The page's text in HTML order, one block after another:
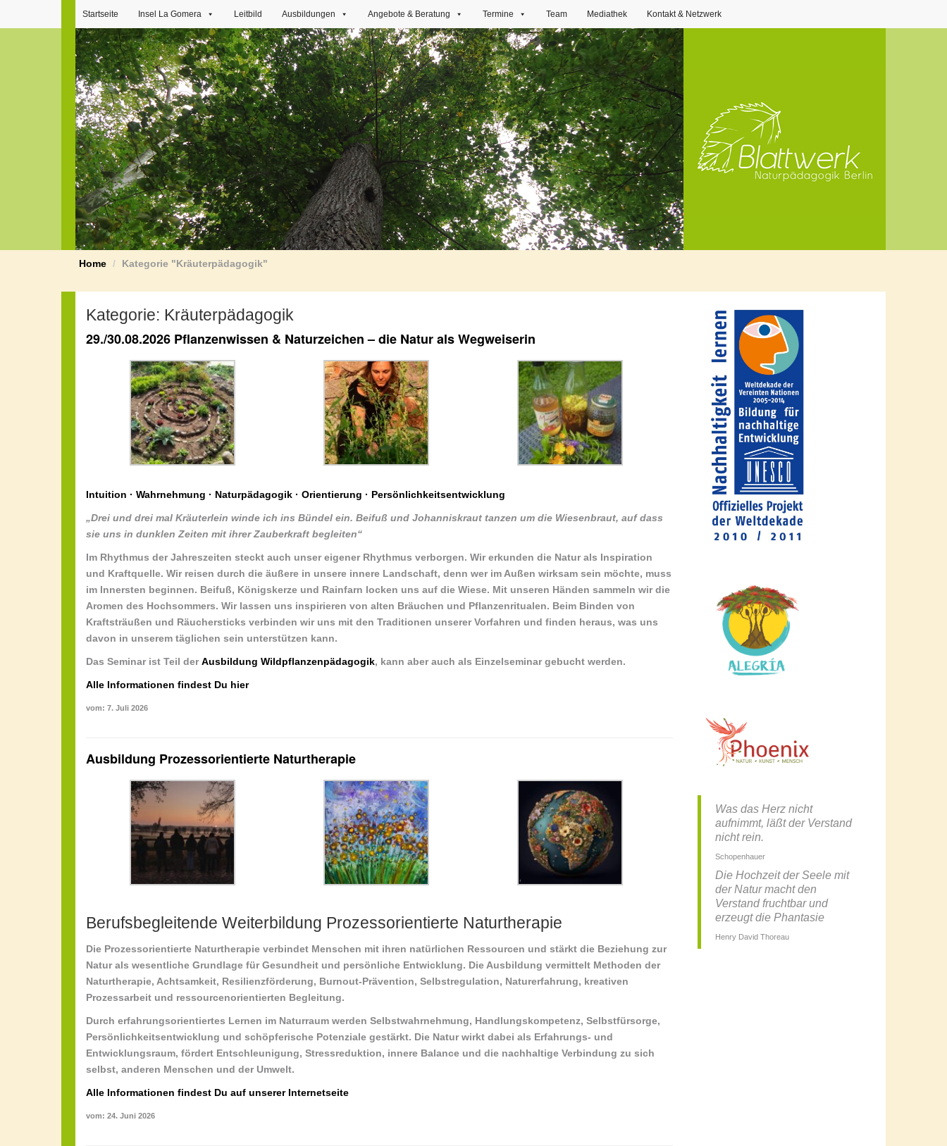
Startseite Insel La Gomera Leitbild Ausbildungen Angebote & Beratung Termine Team Mediathek Kontakt & Netzwerk
Home Kategorie "Kräuterpädagogik"
Kategorie: Kräuterpädagogik
29./30.08.2026 Pflanzenwissen & Naturzeichen – die Natur als Wegweiserin
Intuition · Wahrnehmung · Naturpädagogik · Orientierung · Persönlichkeitsentwicklung
„Drei und drei mal Kräuterlein winde ich ins Bündel ein. Beifuß und Johanniskraut tanzen um die Wiesenbraut, auf dass
sie uns in dunklen Zeiten mit ihrer Zauberkraft begleiten“
Im Rhythmus der Jahreszeiten steckt auch unser eigener Rhythmus verborgen. Wir erkunden die Natur als Inspiration
und Kraftquelle. Wir reisen durch die äußere in unsere innere Landschaft, denn wer im Außen wirksam sein möchte, muss
im Innersten beginnen. Beifuß, Königskerze und Rainfarn locken uns auf die Wiese. Mit unseren Händen sammeln wir die
Aromen des Hochsommers. Wir lassen uns inspirieren von alten Bräuchen und Pflanzenritualen. Beim Binden von
Kraftsträußen und Räuchersticks verbinden wir uns mit den Traditionen unserer Vorfahren und finden heraus, was uns
davon in unserem täglichen sein unterstützen kann.
Das Seminar ist Teil derAusbildung Wildpflanzenpädagogik, kann aber auch als Einzelseminar gebucht werden.
Alle Informationen findest Du hier
vom: 7. Juli 2026
Ausbildung Prozessorientierte Naturtherapie
Berufsbegleitende Weiterbildung Prozessorientierte Naturtherapie
Die Prozessorientierte Naturtherapie verbindet Menschen mit ihren natürlichen Ressourcen und stärkt die Beziehung zur
Natur als wesentliche Grundlage für Gesundheit und persönliche Entwicklung. Die Ausbildung vermittelt Methoden der
Naturtherapie, Achtsamkeit, Resilienzförderung, Burnout-Prävention, Selbstregulation, Naturerfahrung, kreativen
Prozessarbeit und ressourcenorientierten Begleitung.
Durch erfahrungsorientiertes Lernen im Naturraum werden Selbstwahrnehmung, Handlungskompetenz, Selbstfürsorge,
Persönlichkeitsentwicklung und schöpferische Potenziale gestärkt. Die Natur wirkt dabei als Erfahrungs- und
Entwicklungsraum, fördert Entschleunigung, Stressreduktion, innere Balance und die nachhaltige Verbindung zu sich
selbst, anderen Menschen und der Umwelt.
Alle Informationen findest Du auf unserer Internetseite
vom: 24. Juni 2026
Was das Herz nicht
aufnimmt, läßt der Verstand
nicht rein.
Schopenhauer
Die Hochzeit der Seele mit
der Natur macht den
Verstand fruchtbar und
erzeugt die Phantasie
Henry David Thoreau